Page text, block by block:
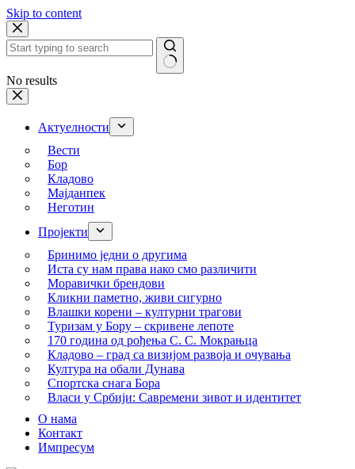
Skip to content
No results
Актуелности
Вести
Бор
Кладово
Мајданпек
Неготин
Пројекти
Бринимо једни о другима
Иста су нам права иако смо различити
Моравички брендови
Кликни паметно, живи сигурно
Влашки корени – културни трагови
Туризам у Бору – скривене лепоте
170 година од рођења С. С. Мокрањца
Кладово – град са визијом развоја и очувања
Култура на обали Дунава
Спортска снага Бора
Власи у Србији: Савремени зивот и идентитет
О нама
Контакт
Импресум